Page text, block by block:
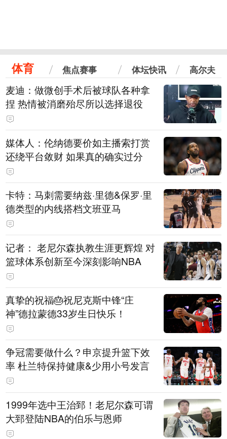
体育 焦点赛事 体坛快讯 高尔夫
麦迪：做微创手术后被球队各种拿
捏 热情被消磨殆尽所以选择退役
媒体人：伦纳德要价如主播索打赏
还绕平台敛财 如果真的确实过分
卡特：马刺需要纳兹·里德&保罗·里
德类型的内线搭档文班亚马
记者： 老尼尔森执教生涯更辉煌 对
篮球体系创新至今深刻影响NBA
真挚的祝福🎂祝尼克斯中锋“庄
神”德拉蒙德33岁生日快乐！
争冠需要做什么？申京提升篮下效
率 杜兰特保持健康&少用小号发言
1999年选中王治郅！老尼尔森可谓
大郅登陆NBA的伯乐与恩师